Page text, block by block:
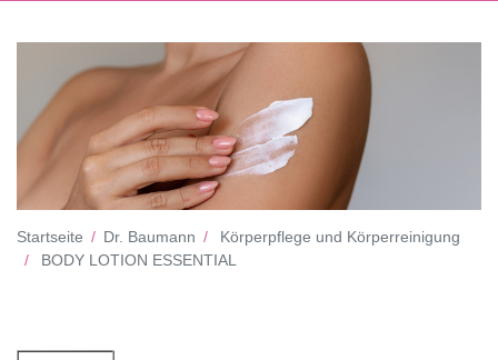
Startseite Dr. Baumann
Körperpflege und Körperreinigung
BODY LOTION ESSENTIAL